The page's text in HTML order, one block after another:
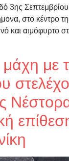
3ης
στο κέντρο
και αιμόφυρτο
με